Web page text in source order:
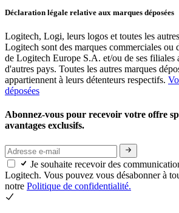
Déclaration légale relative aux marques déposées
Logitech, Logi, leurs logos et toutes les
Logitech sont des marques commerciales ou
de Logitech Europe S.A. et/ou de ses filiales
d'autres pays. Toutes les autres marques
appartiennent à leurs détenteurs respectifs.
déposées
Abonnez-vous pour recevoir votre offre
avantages exclusifs.
Je souhaite recevoir des
Logitech. Vous pouvez vous désabonner à
notre Politique de confidentialité.